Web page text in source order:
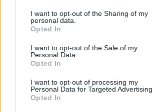
I want to opt-out of the Sharing of my
personal data.
Opted In
I want to opt-out of the Sale of my
Personal Data.
Opted In
I want to opt-out of processing my
Personal Data for Targeted Advertising.
Opted In